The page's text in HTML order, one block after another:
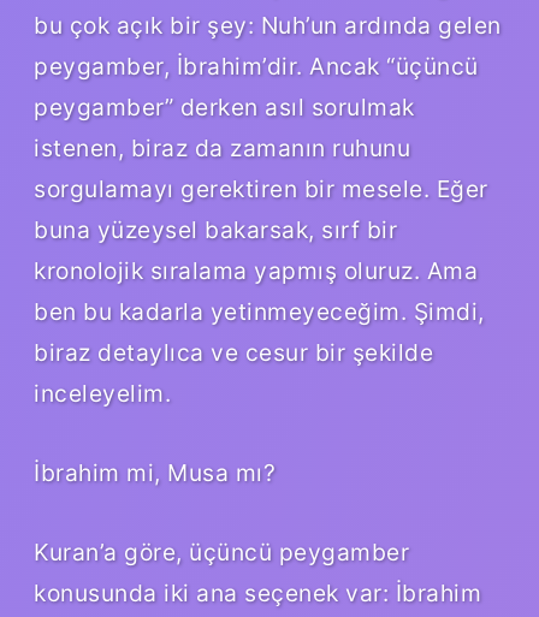
bu çok açık bir şey: Nuh’un ardında gelen
peygamber, İbrahim’dir. Ancak “üçüncü
peygamber” derken asıl sorulmak
istenen, biraz da zamanın ruhunu
sorgulamayı gerektiren bir mesele. Eğer
buna yüzeysel bakarsak, sırf bir
kronolojik sıralama yapmış oluruz. Ama
ben bu kadarla yetinmeyeceğim. Şimdi,
biraz detaylıca ve cesur bir şekilde
inceleyelim.
İbrahim mi, Musa mı?
Kuran’a göre, üçüncü peygamber
konusunda iki ana seçenek var: İbrahim